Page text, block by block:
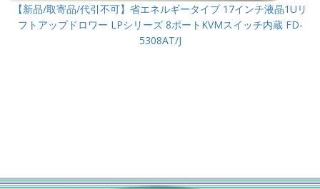
【新品/取寄品/代引不可】省エネルギータイプ 17インチ液晶1Uリ
フトアップドロワー LPシリーズ 8ポートKVMスイッチ内蔵 FD-
5308AT/J